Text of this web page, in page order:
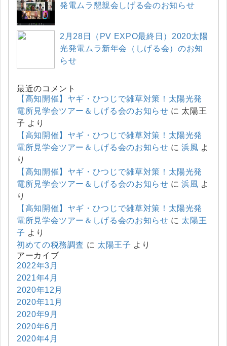
発電ムラ懇親会しげる会のお知らせ
2月28日（PV EXPO最終日）2020太陽
光発電ムラ新年会（しげる会）のお知
らせ
最近のコメント
【高知開催】ヤギ・ひつじで雑草対策！太陽光発
電所見学会ツアー＆しげる会のお知らせ に 太陽王
子 より
【高知開催】ヤギ・ひつじで雑草対策！太陽光発
電所見学会ツアー＆しげる会のお知らせ に浜風 よ
り
【高知開催】ヤギ・ひつじで雑草対策！太陽光発
電所見学会ツアー＆しげる会のお知らせ に浜風 よ
り
【高知開催】ヤギ・ひつじで雑草対策！太陽光発
電所見学会ツアー＆しげる会のお知らせ に 太陽王
子 より
初めての税務調査 に 太陽王子 より
アーカイブ
2022年3月
2021年4月
2020年12月
2020年11月
2020年9月
2020年6月
2020年4月